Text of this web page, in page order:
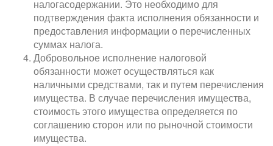
налогасодержании. Это необходимо для
подтверждения факта исполнения обязанности и
предоставления информации о перечисленных
суммах налога.
Добровольное исполнение налоговой
обязанности может осуществляться как
наличными средствами, так и путем перечисления
имущества. В случае перечисления имущества,
стоимость этого имущества определяется по
соглашению сторон или по рыночной стоимости
имущества.